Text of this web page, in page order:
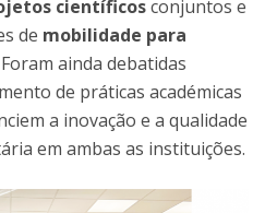
científicosconjuntos e
de mobilidade para
ainda debatidas
de práticas académicas
a inovação e a qualidade
em ambas as instituições.